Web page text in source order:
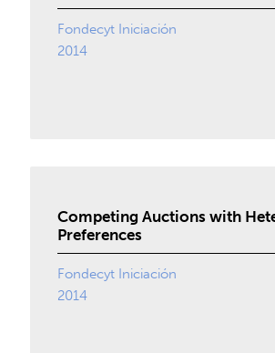
Fondecyt Iniciación
2014
Competing Auctions with
Preferences
Fondecyt Iniciación
2014